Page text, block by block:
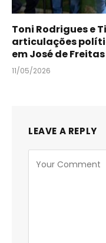
Toni Rodrigues e
articulações
em José de
11/05/2026
LEAVE A REPLY